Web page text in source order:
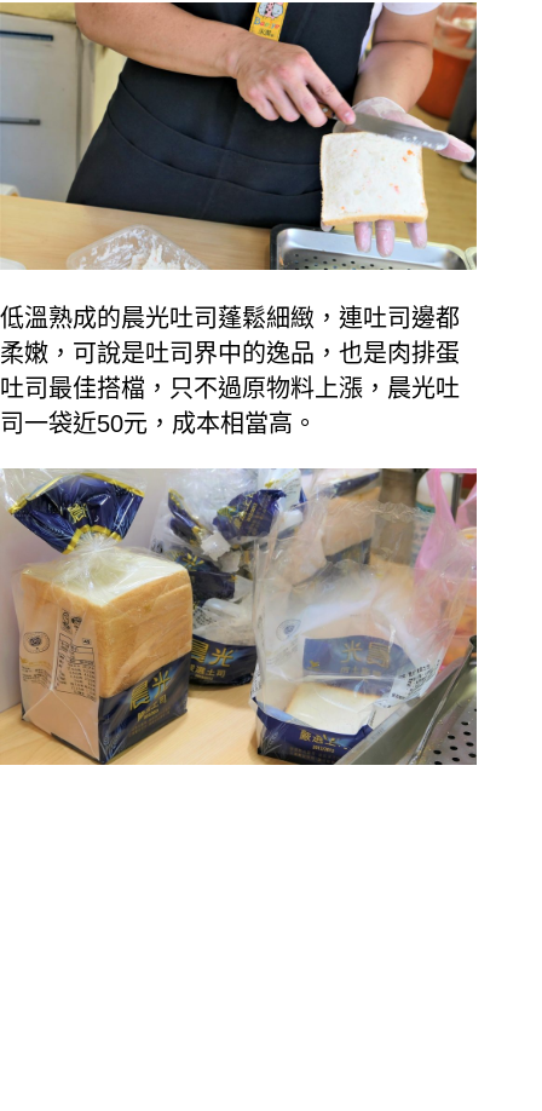
低溫熟成的晨光吐司蓬鬆細緻，連吐司邊都
柔嫩，可說是吐司界中的逸品，也是肉排蛋
吐司最佳搭檔，只不過原物料上漲，晨光吐
司一袋近50元，成本相當高。